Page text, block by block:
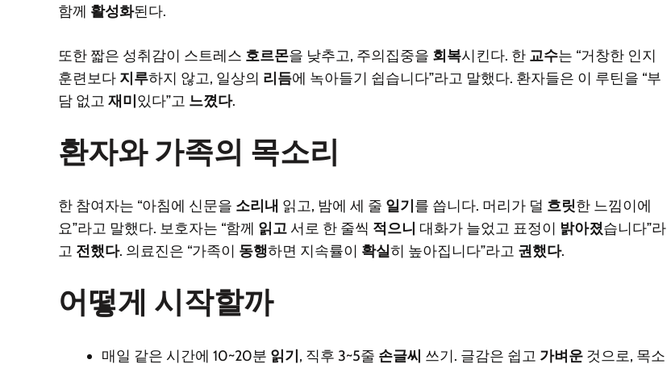
함께 활성화된다.
또한 짧은 성취감이 스트레스 호르몬을 낮추고, 주의집중을 회복시킨다. 한 교수는 “거창한 인지
훈련보다 지루하지 않고, 일상의 리듬에 녹아들기 쉽습니다”라고 말했다. 환자들은 이 루틴을 “부
담 없고 재미있다”고 느꼈다.
환자와 가족의 목소리
한 참여자는 “아침에 신문을 소리내 읽고, 밤에 세 줄 일기를 씁니다. 머리가 덜 흐릿한 느낌이에
요”라고 말했다. 보호자는 “함께 읽고 서로 한 줄씩 적으니 대화가 늘었고 표정이 밝아졌습니다”라
고 전했다. 의료진은 “가족이 동행하면 지속률이 확실히 높아집니다”라고 권했다.
어떻게 시작할까
매일 같은 시간에 10~20분 읽기, 직후 3~5줄 손글씨 쓰기. 글감은 쉽고 가벼운 것으로, 목소